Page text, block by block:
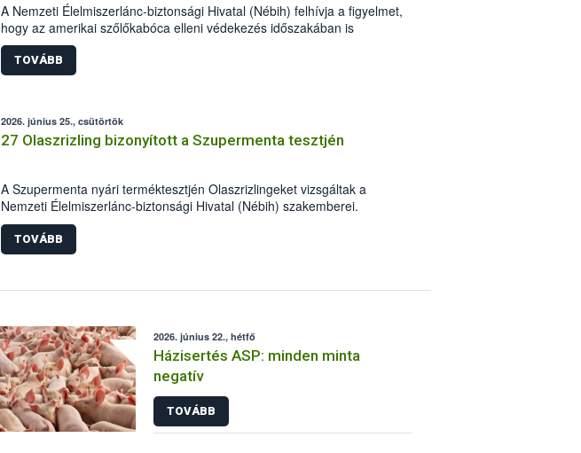
A Nemzeti Élelmiszerlánc-biztonsági Hivatal (Nébih) felhívja a figyelmet,
hogy az amerikai szőlőkabóca elleni védekezés időszakában is
elengedhetetlen a növényvédelmi előírások betartása. Kiemelten fontos,
hogy a szőlősgazdák engedélyezett növényvédő szereket
alkalmazzanak, a kezeléseket megfelelő technológiával végezzék el, és
óvni kell.
TOVÁBB
2026. június 25., csütörtök
27 Olaszrizling bizonyított a Szupermenta tesztjén
A Szupermenta nyári terméktesztjén Olaszrizlingeket vizsgáltak a
Nemzeti Élelmiszerlánc-biztonsági Hivatal (Nébih) szakemberei.
Összesen 27 bor került „nagyító alá”, melyek az élelmiszerbiztonsági és
-minőségi vizsgálatok, valamint a jelölés-ellenőrzés szempontjából is
megfeleltek. A kedveltségi vizsgálaton az is kiderült, melyek a kóstolók
TOVÁBB
2026. június 22., hétfő
Házisertés ASP: minden minta
negatív
TOVÁBB